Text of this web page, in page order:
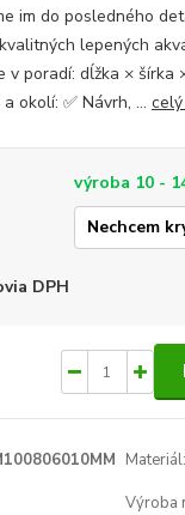
im do posledného
lepených
v poradí: dĺžka × šírka
okolí: ✅ Návrh, ...
výroba 10 -
DPH
Materiál:
Výroba